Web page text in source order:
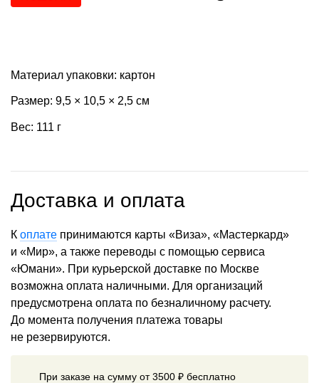
Материал упаковки: картон
Размер: 9,5 × 10,5 × 2,5 см
Вес: 111 г
Доставка и оплата
К оплате принимаются карты «Виза», «Мастеркард»
и «Мир», а также переводы с помощью сервиса
«Юмани». При курьерской доставке по Москве
возможна оплата наличными. Для организаций
предусмотрена оплата по безналичному расчету.
До момента получения платежа товары
не резервируются.
При заказе на сумму от 3500 ₽ бесплатно